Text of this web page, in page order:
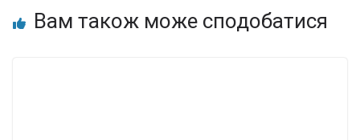
Вам також може сподобатися